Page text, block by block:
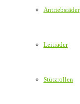
Antriebsräder
Leiträder
Stützrollen